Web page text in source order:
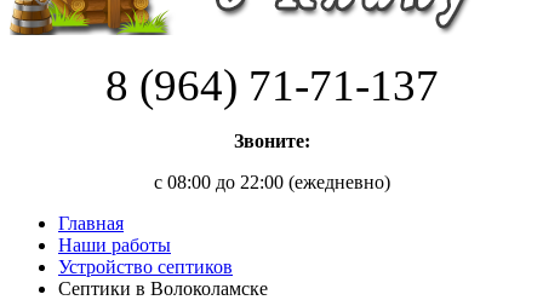
8 (964) 71-71-137
Звоните:
с 08:00 до 22:00 (ежедневно)
Главная
Наши работы
Устройство септиков
Септики в Волоколамске